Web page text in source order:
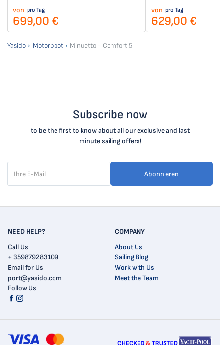
von pro Tag
699,00 €
von pro Tag
629,00 €
Yasido Motorboot Minuetto - Comfort 5
Subscribe now
to be the first to know about all our exclusive and last
minute sailing offers!
Abonnieren
NEED HELP?
Call Us
+ 359879283109
Email for Us
port@yasido.com
Follow Us
COMPANY
About Us
Sailing Blog
Work with Us
Meet the Team